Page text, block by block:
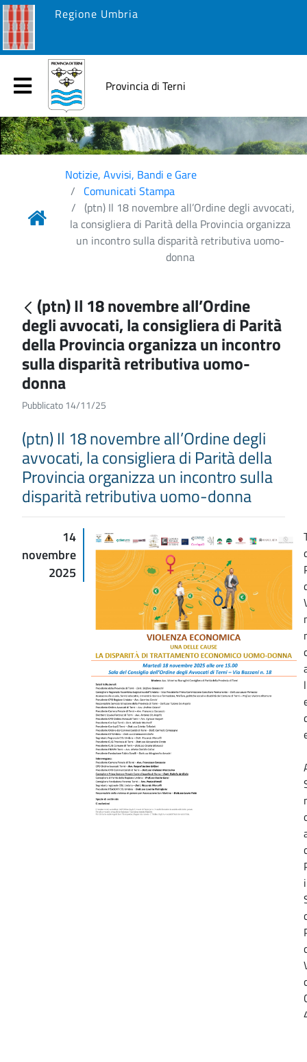
Regione Umbria
Provincia di Terni
Notizie, Avvisi, Bandi e Gare
Comunicati Stampa
(ptn) Il 18 novembre all’Ordine degli avvocati,
la consigliera di Parità della Provincia organizza
un incontro sulla disparità retributiva uomo-
donna
(ptn) Il 18 novembre all’Ordine
degli avvocati, la consigliera di Parità
della Provincia organizza un incontro
sulla disparità retributiva uomo-
donna
Pubblicato 14/11/25
(ptn) Il 18 novembre all’Ordine degli
avvocati, la consigliera di Parità della
Provincia organizza un incontro sulla
disparità retributiva uomo-donna
14
novembre
2025